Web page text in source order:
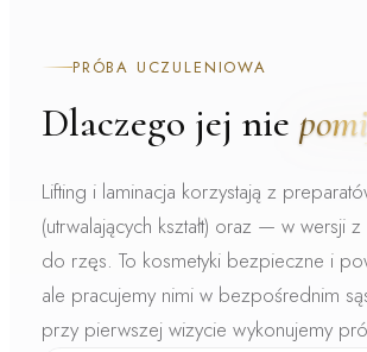
PRÓBA UCZULENIOWA
Dlaczego jej nie
Lifting i laminacja korzystają z
(utrwalających kształt) oraz — w wersji
do rzęs. To kosmetyki bezpieczne i
ale pracujemy nimi w bezpośrednim
przy pierwszej wizycie wykonujemy